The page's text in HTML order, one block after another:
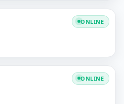
ONLINE
ONLINE